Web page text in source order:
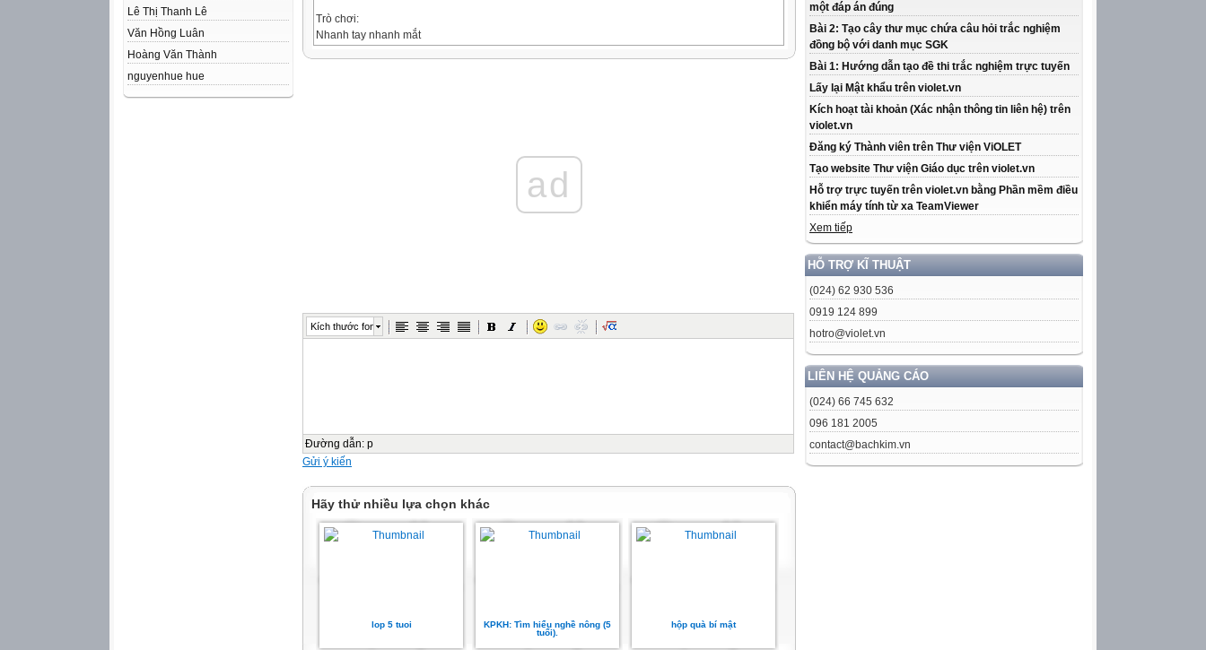
Lê Thị Thanh Lê
Văn Hồng Luân
Hoàng Văn Thành
nguyenhue hue
một đáp án đúng
Bài 2: Tạo cây thư mục chứa câu hỏi trắc nghiệm
đồng bộ với danh mục SGK
Bài 1: Hướng dẫn tạo đề thi trắc nghiệm trực tuyến
Lấy lại Mật khẩu trên violet.vn
Kích hoạt tài khoản (Xác nhận thông tin liên hệ) trên
violet.vn
Đăng ký Thành viên trên Thư viện ViOLET
Tạo website Thư viện Giáo dục trên violet.vn
Hỗ trợ trực tuyến trên violet.vn bằng Phần mềm điều
khiển máy tính từ xa TeamViewer
Xem tiếp
HỖ TRỢ KĨ THUẬT
(024) 62 930 536
0919 124 899
hotro@violet.vn
LIÊN HỆ QUẢNG CÁO
(024) 66 745 632
096 181 2005
contact@bachkim.vn
Trò chơi:
Nhanh tay nhanh mắt
ad
Kích thước font
Đường dẫn: p
Gửi ý kiến
Hãy thử nhiều lựa chọn khác
lop 5 tuoi
KPKH: Tìm hiểu nghề nông (5
tuổi).
hộp quà bí mật